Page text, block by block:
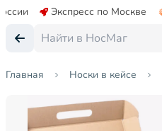
Экспресс по Москве
Главная Носки в кейсе